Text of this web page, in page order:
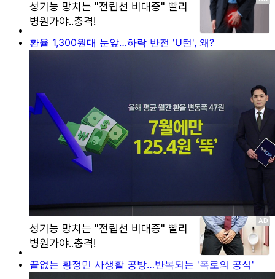
환율 1,300원대 눈앞…하락 반전 'U턴', 왜?
끝없는 황정민 사생활 공방…반복되는 '폭로의 공식'